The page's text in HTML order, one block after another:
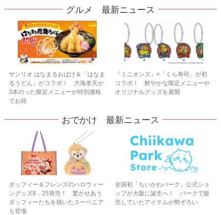
グルメ 最新ニュース
サンリオ はなまるおばけ＆「はなま
るうどん」がコラボ！ 大海老天が
3本のった限定メニューが特別価格
でお得
『ミニオンズ』×「くら寿司」が初
コラボ！ 鮮やかな限定メニューや
オリジナルグッズを展開
おでかけ 最新ニュース
ダッフィー＆フレンズのハロウィー
ングッズ8．25発売！ 驚かせあう
ダッフィーたちを描いたスーベニア
も登場
全国初「ちいかわパーク」公式ショ
ップが大阪に誕生へ！ パークで販
売していたアイテムが勢ぞろい